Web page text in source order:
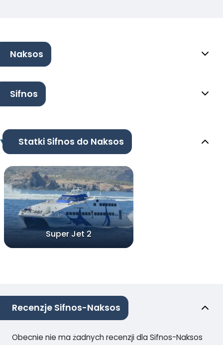
Naksos
Sifnos
Statki Sifnos do Naksos
Super Jet 2
Recenzje Sifnos-Naksos
Obecnie nie ma żadnych recenzji dla Sifnos-Naksos